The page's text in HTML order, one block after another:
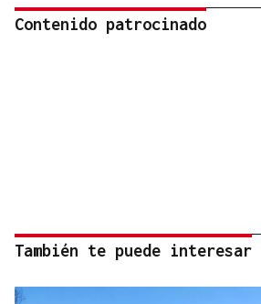
Contenido patrocinado
También te puede interesar